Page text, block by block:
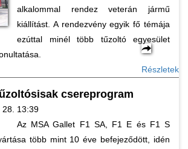
alkalommal rendez veterán jármű
kiállítást. A rendezvény egyik fő témája
ezúttal minél több tűzoltó egyesület
Részletek
csereprogram
28. 13:39
Az MSA Gallet F1 SA, F1 E és F1 S
több mint 10 éve befejeződött, idén